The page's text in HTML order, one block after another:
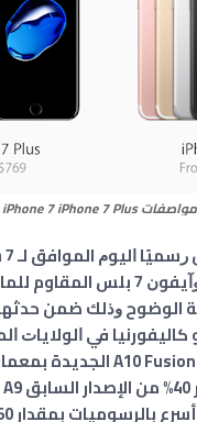
مواصفات iPhone 7 iPhone 7 Plus
ﻫﺎﺗﻔﻲ ﺁﻳﻔﻮﻥ 7 ﻭﺁﻳﻔﻮﻥ 7 ﺑﻠﺲ
الوضوح ﻭﺫﻟﻚ ﺿﻤﻦ
ﻓﻲ ﺍﻟﻮﻻﻳﺎﺕ